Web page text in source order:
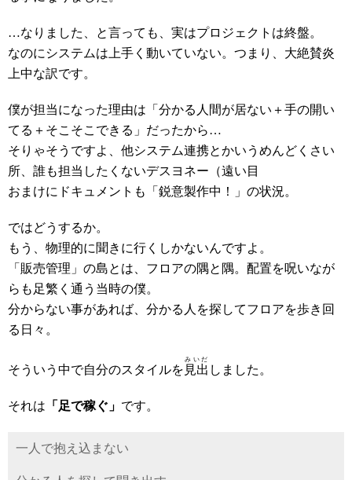
…なりました、と言っても、実はプロジェクトは終盤。
なのにシステムは上手く動いていない。つまり、大絶賛炎
上中な訳です。
僕が担当になった理由は「分かる人間が居ない＋手の開い
てる＋そこそこできる」だったから…
そりゃそうですよ、他システム連携とかいうめんどくさい
所、誰も担当したくないデスヨネー（遠い目
おまけにドキュメントも「鋭意製作中！」の状況。
ではどうするか。
もう、物理的に聞きに行くしかないんですよ。
「販売管理」の島とは、フロアの隅と隅。配置を呪いなが
らも足繁く通う当時の僕。
分からない事があれば、分かる人を探してフロアを歩き回
る日々。
そういう中で自分のスタイルを 見出
みいだ
しました。
それは 「足で稼ぐ」 です。
一人で抱え込まない